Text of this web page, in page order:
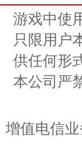
游戏中使
只限用户
供任何形
本公司严
增值电信